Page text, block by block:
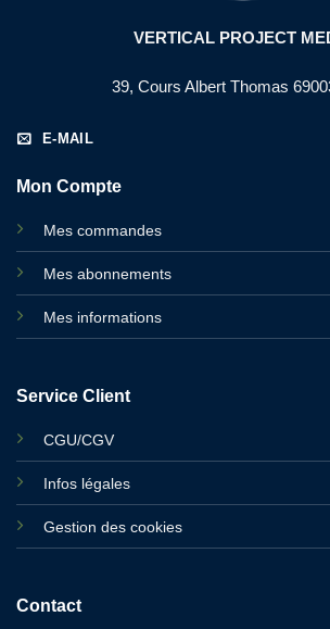
VERTICAL PROJECT
39, Cours Albert Thomas
E-MAIL
Mon Compte
Mes commandes
Mes abonnements
Mes informations
Service Client
CGU/CGV
Infos légales
Gestion des cookies
Contact